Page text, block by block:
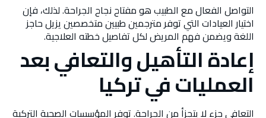
التواصل الفعال مع الطبيب هو مفتاح نجاح الجراحة. لذلك، فإن
اختيار العيادات التي توفر مترجمين طبيين متخصصين يزيل حاجز
اللغة ويضمن فهم المريض لكل تفاصيل خطته العلاجية.
إعادة التأهيل والتعافي بعد
العمليات في تركيا
التعافي جزء لا يتجزأ من الجراحة. توفر المؤسسات الصحية التركية